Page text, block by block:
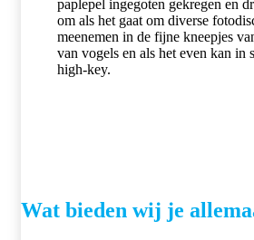
paplepel ingegoten gekregen en
om als het gaat om diverse
meenemen in de fijne kneepjes
van vogels en als het even kan in
high-key.
Wat bieden wij je